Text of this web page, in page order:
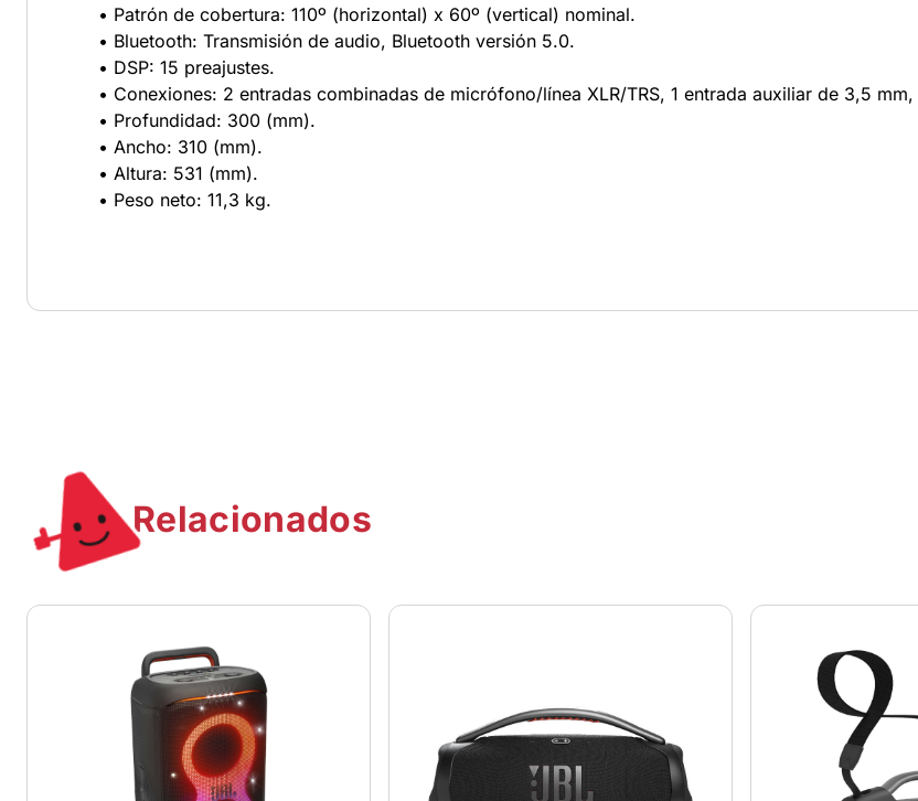
• Patrón de cobertura: 110º (horizontal) x 60º (vertical) nominal.
• Bluetooth: Transmisión de audio, Bluetooth versión 5.0.
• DSP: 15 preajustes.
• Conexiones: 2 entradas combinadas de micrófono/línea XLR/TRS, 1 entrada auxiliar de 3,5
• Profundidad: 300 (mm).
• Ancho: 310 (mm).
• Altura: 531 (mm).
• Peso neto: 11,3 kg.
Relacionados